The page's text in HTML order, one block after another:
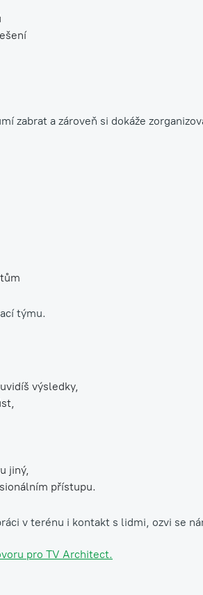
zabrat a zároveň si dokáže
týmu.
výsledky,
jiný,
přístupu.
v terénu i kontakt s lidmi, ozvi se
pro TV Architect.